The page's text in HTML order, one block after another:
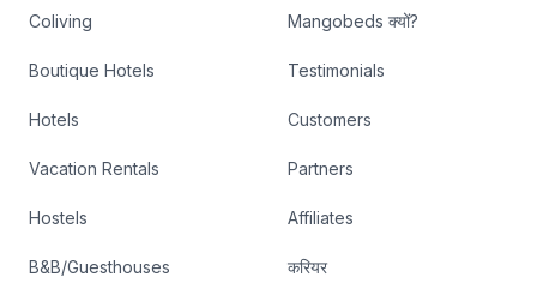
Coliving
Boutique Hotels
Hotels
Vacation Rentals
Hostels
B&B/Guesthouses
Mangobeds क्यों?
Testimonials
Customers
Partners
Affiliates
करियर